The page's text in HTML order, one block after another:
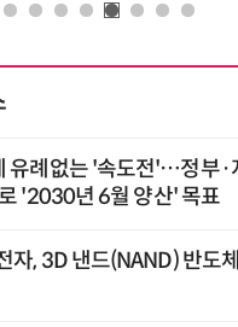
유례없는 '속도전'…정부·
'2030년 6월 양산' 목표
자, 3D 낸드(NAND) 반도